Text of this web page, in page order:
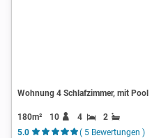
Wohnung 4 Schlafzimmer, mit Pool
180m² 10 4
2
5.0
( 5 Bewertungen )